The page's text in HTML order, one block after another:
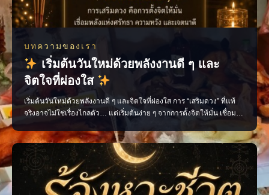
บทความของเรา
เริ่มต้นวันใหม่ด้วยพลังงานดี ๆ และ
จิตใจที่ผ่องใส
เริ่มต้นวันใหม่ด้วยพลังงานดี ๆ และจิตใจที่ผ่องใส การ “เสริมดวง” ที่แท้
จริงอาจไม่ใช่เรื่องไกลตัว… แต่เริ่มต้นง่าย ๆ จากการตั้งจิตให้มั่น เชื่อม
ในชีวิต ไม่ว่าจะเป็นการไหว้ขอพรสิ่งศักดิ์สิทธิ์ที่คุณเคารพ การสวดมนต์สั้